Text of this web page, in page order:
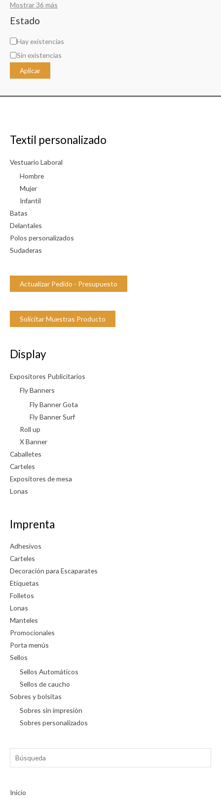
Mostrar 36 más
Estado
D
i
p
o
b
l
d
Hay existencias
Sin existencias
Aplicar
Textil personalizado
Vestuario Laboral
Hombre
Mujer
Infantil
Batas
Delantales
Polos personalizados
Sudaderas
Actualizar Pedido - Presupuesto
Solicitar Muestras Producto
Display
Expositores Publicitarios
Fly Banners
Fly Banner Gota
Fly Banner Surf
Roll up
X Banner
Caballetes
Carteles
Expositores de mesa
Lonas
Imprenta
Adhesivos
Carteles
Decoración para Escaparates
Etiquetas
Folletos
Lonas
Manteles
Promocionales
Porta menús
Sellos
Sellos Automáticos
Sellos de caucho
Sobres y bolsitas
Sobres sin impresión
Sobres personalizados
Búsqueda
Inicio